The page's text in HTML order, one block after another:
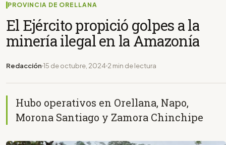
PROVINCIA DE ORELLANA
El Ejército propició golpes a la
minería ilegal en la Amazonía
Redacción 15 de octubre, 2024 2 min de lectura
Hubo operativos en Orellana, Napo,
Morona Santiago y Zamora Chinchipe